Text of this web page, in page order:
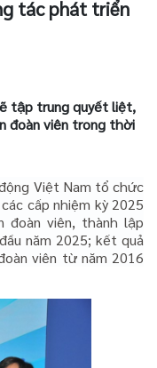
tác phát triển
tập trung quyết liệt,
đoàn viên trong thời
Việt Nam tổ chức
cấp nhiệm kỳ 2025
đoàn viên, thành lập
năm 2025; kết quả
viên từ năm 2016